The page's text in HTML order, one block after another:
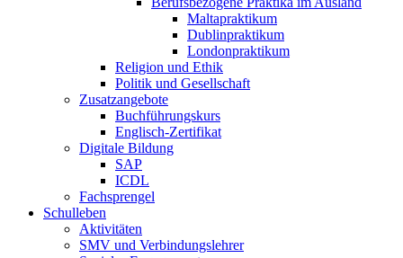
Maltapraktikum
Dublinpraktikum
Londonpraktikum
Religion und Ethik
Politik und Gesellschaft
Zusatzangebote
Buchführungskurs
Englisch-Zertifikat
Digitale Bildung
SAP
ICDL
Fachsprengel
Schulleben
Aktivitäten
SMV und Verbindungslehrer